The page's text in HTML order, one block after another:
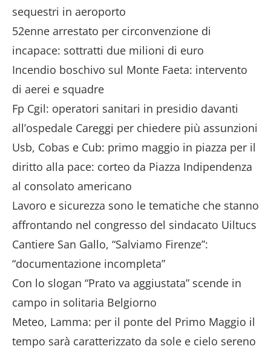
sequestri in aeroporto
52enne arrestato per circonvenzione di
incapace: sottratti due milioni di euro
Incendio boschivo sul Monte Faeta: intervento
di aerei e squadre
Fp Cgil: operatori sanitari in presidio davanti
all’ospedale Careggi per chiedere più assunzioni
Usb, Cobas e Cub: primo maggio in piazza per il
diritto alla pace: corteo da Piazza Indipendenza
al consolato americano
Lavoro e sicurezza sono le tematiche che stanno
affrontando nel congresso del sindacato Uiltucs
Cantiere San Gallo, “Salviamo Firenze”:
“documentazione incompleta”
Con lo slogan “Prato va aggiustata” scende in
campo in solitaria Belgiorno
Meteo, Lamma: per il ponte del Primo Maggio il
tempo sarà caratterizzato da sole e cielo sereno